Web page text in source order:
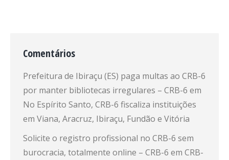
Comentários
Prefeitura de Ibiraçu (ES) paga multas ao CRB-6
por manter bibliotecas irregulares – CRB-6 em
No Espírito Santo, CRB-6 fiscaliza instituições
em Viana, Aracruz, Ibiraçu, Fundão e Vitória
Solicite o registro profissional no CRB-6 sem
burocracia, totalmente online – CRB-6 em CRB-